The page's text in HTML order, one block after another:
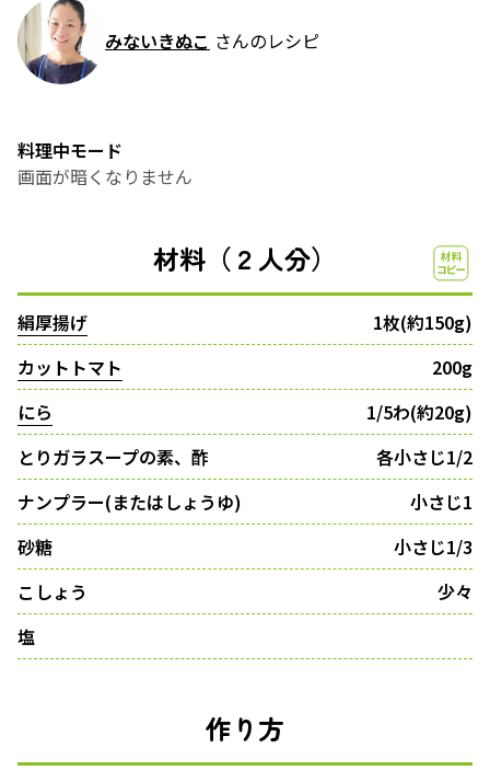
みないきぬこ さんのレシピ
料理中モード
画面が暗くなりません
材料（２人分）
絹厚揚げ
1枚(約150g)
カットトマト
200g
にら
1/5わ(約20g)
とりガラスープの素、酢
各小さじ1/2
ナンプラー(またはしょうゆ)
小さじ1
砂糖
小さじ1/3
こしょう
少々
塩
作り方